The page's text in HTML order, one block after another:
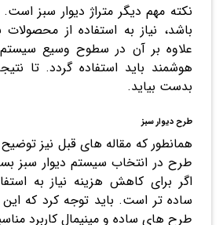
نکته مهم دیگر متراژ دیوار سبز است.
باشد، نیاز به استفاده از
علاوه بر آن در سطوح وسیع
هوشمند باید استفاده گردد. تا
بدست بیاید.
طرح دیوار سبز
همانطور که مقاله های قبل نیز
طرح در انتخاب سیستم دیوار سبز
اگر برای کاهش هزینه نیاز به
ساده تر است. باید توجه کرد که
طرح های ساده و مینیمال کاربرد